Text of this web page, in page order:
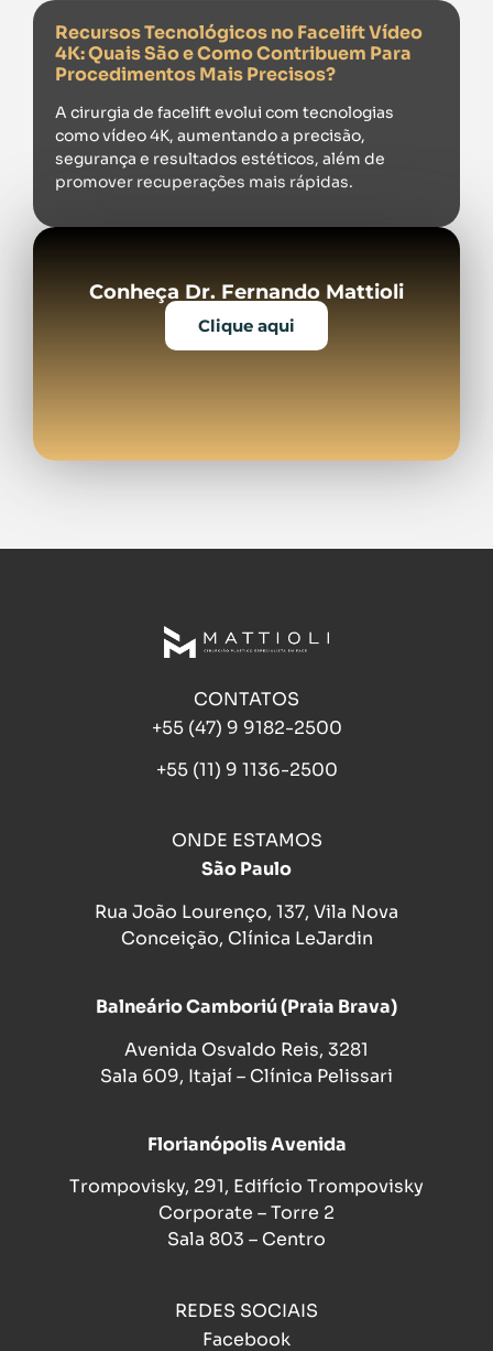
Recursos Tecnológicos no Facelift Vídeo
4K: Quais São e Como Contribuem Para
Procedimentos Mais Precisos?
A cirurgia de facelift evolui com tecnologias
como vídeo 4K, aumentando a precisão,
segurança e resultados estéticos, além de
promover recuperações mais rápidas.
Conheça Dr. Fernando Mattioli
Clique aqui
CONTATOS
+55 (47) 9 9182-2500
+55 (11) 9 1136-2500
ONDE ESTAMOS
São Paulo
Rua João Lourenço, 137, Vila Nova
Conceição, Clínica LeJardin
Balneário Camboriú (Praia Brava)
Avenida Osvaldo Reis, 3281
Sala 609, Itajaí – Clínica Pelissari
Florianópolis Avenida
Trompovisky, 291, Edifício Trompovisky
Corporate – Torre 2
Sala 803 – Centro
REDES SOCIAIS
Facebook